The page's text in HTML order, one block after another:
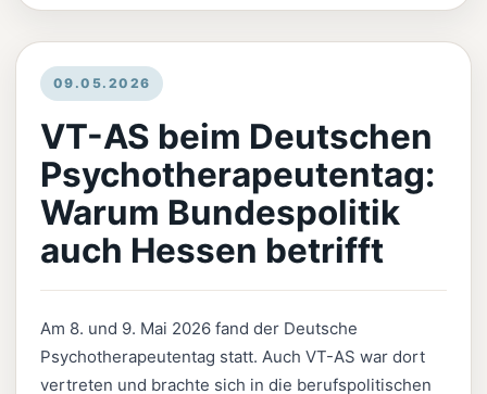
09.05.2026
VT-AS beim Deutschen
Psychotherapeutentag:
Warum Bundespolitik
auch Hessen betrifft
Am 8. und 9. Mai 2026 fand der Deutsche
Psychotherapeutentag statt. Auch VT-AS war dort
vertreten und brachte sich in die berufspolitischen